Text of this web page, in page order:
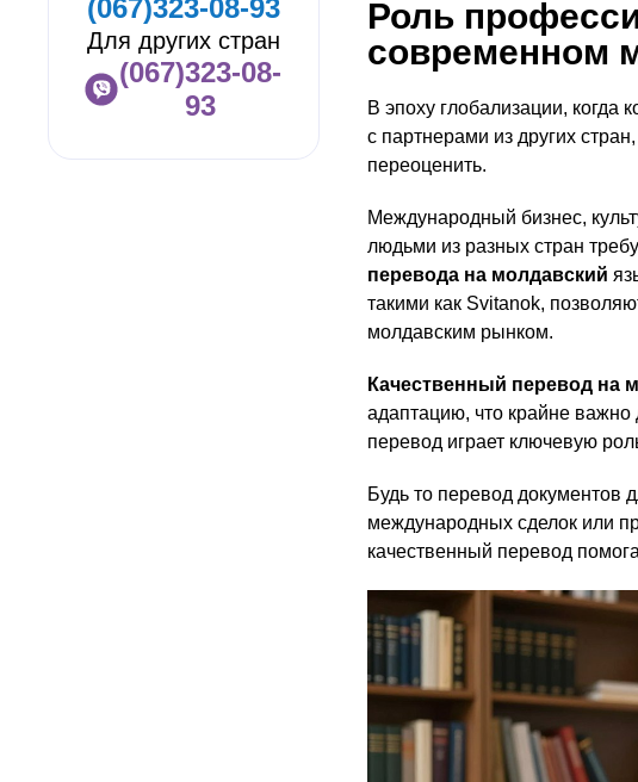
(067)323-08-93
Для других стран
(067)323-08-
93
Роль
современном
В эпоху глобализации,
с партнерами из других
переоценить.
Международный бизнес,
людьми из разных стран
перевода на молдавский
такими как Svitanok,
молдавским рынком.
Качественный перевод на
адаптацию, что крайне
перевод играет ключевую
Будь то перевод документов
международных сделок или
качественный перевод